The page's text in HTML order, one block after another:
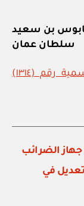
بن سعيد
سلطان عمان
عدد الجريدة الرسمية رقم (١٣١٤)
/ ٢٠١٩ بإجراء تعديل في